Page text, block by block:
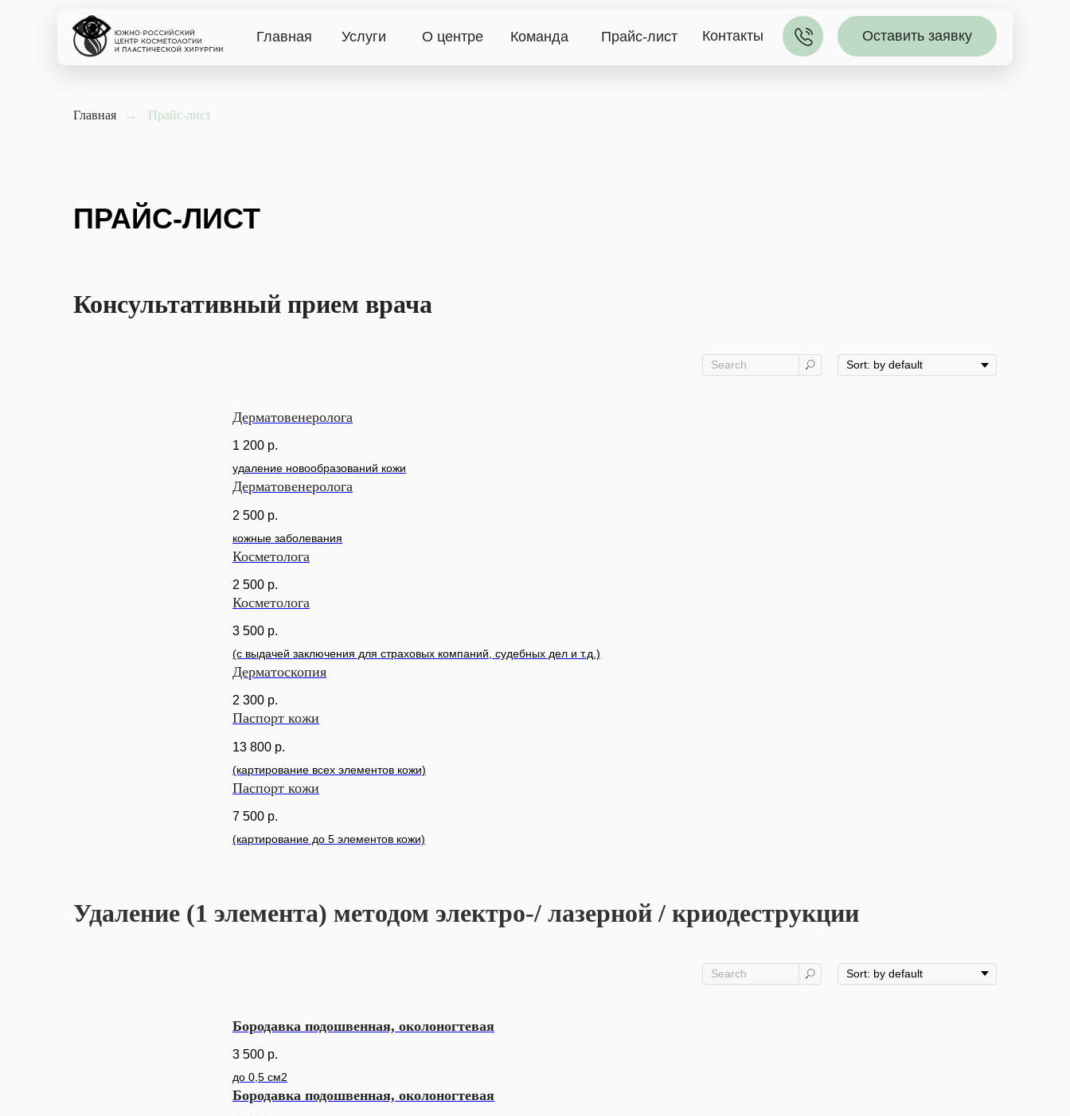
Главная О центре Команда
Услуги Контакты Оставить заявку
Прайс-лист
Главная → Прайс-лист
ПРАЙС-ЛИСТ
Консультативный прием врача
Дерматовенеролога
1 200 р.
удаление новообразований кожи
Дерматовенеролога
2 500 р.
кожные заболевания
Косметолога
2 500 р.
Косметолога
3 500 р.
(с выдачей заключения для страховых компаний, судебных дел и т.д.)
Дерматоскопия
2 300 р.
Паспорт кожи
13 800 р.
(картирование всех элементов кожи)
Паспорт кожи
7 500 р.
(картирование до 5 элементов кожи)
Удаление (1 элемента) методом электро-/ лазерной / криодеструкции
Бородавка подошвенная, околоногтевая
3 500 р.
до 0,5 см2
Бородавка подошвенная, околоногтевая